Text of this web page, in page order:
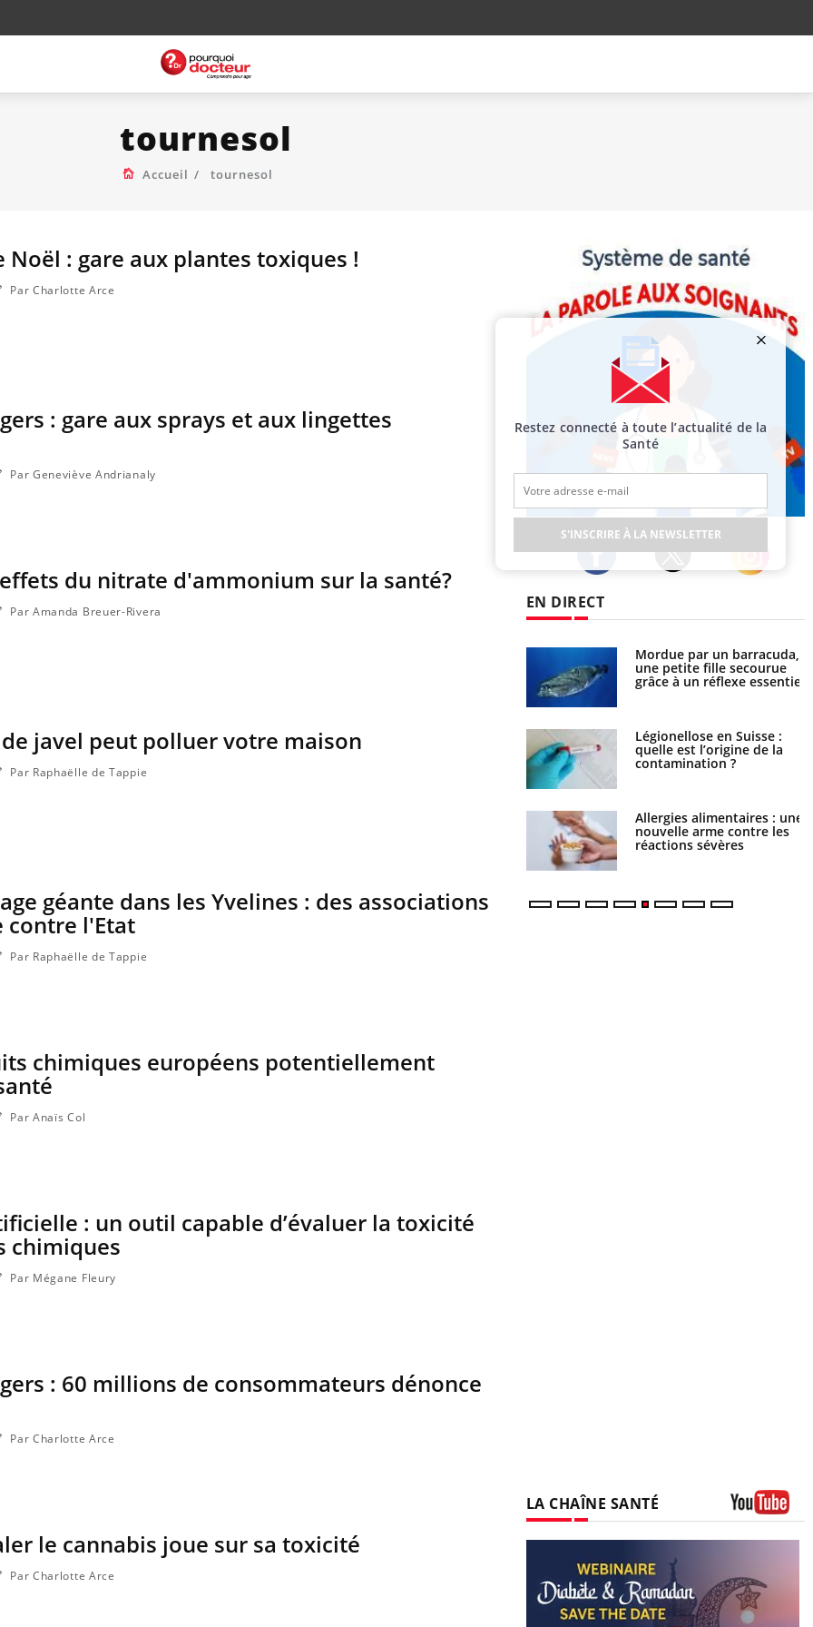
tournesol
Accueil tournesol
Noël : gare aux plantes toxiques !
Par Charlotte Arce
: gare aux sprays et aux lingettes
Par Geneviève Andrianaly
du nitrate d'ammonium sur la santé?
Par Amanda Breuer-Rivera
javel peut polluer votre maison
Par Raphaëlle de Tappie
géante dans les Yvelines : des associations
l'Etat
Par Raphaëlle de Tappie
chimiques européens potentiellement
Par Anaïs Col
: un outil capable d’évaluer la toxicité
chimiques
Par Mégane Fleury
: 60 millions de consommateurs dénonce
Par Charlotte Arce
le cannabis joue sur sa toxicité
Par Charlotte Arce
EN DIRECT
Le Viagra pourrait-il freiner
la propagation du cancer ?
Le smartphone nuit-il à
l'apprentissage de la
Mordue par un barracuda,
une petite fille secourue
grâce à un réflexe essentiel
Légionellose en Suisse :
quelle est l’origine de la
contamination ?
Allergies alimentaires : une
nouvelle arme contre les
réactions sévères
LA CHAÎNE SANTÉ
Restez connecté à toute l’actualité de la
Santé
S'INSCRIRE À LA NEWSLETTER